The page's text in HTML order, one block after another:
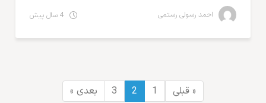
احمد رسولی رستمی
« قبلی 1
2
3 بعدی »